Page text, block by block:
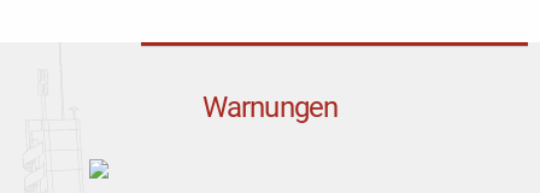
Warnungen